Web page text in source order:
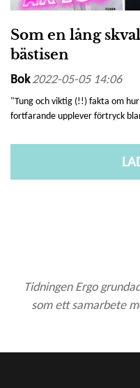
Som en lång
bästisen
Bok2022-05-05 14:06
"Tung och viktig (!!) fakta om
fortfarande upplever förtryck
Tidningen Ergo
som ett samarbete